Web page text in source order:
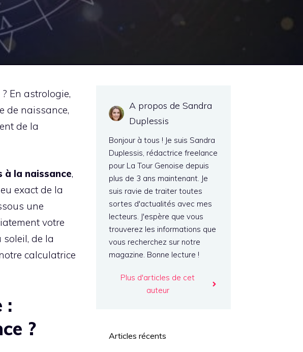
? En astrologie,
de naissance,
de la
la naissance,
exact de la
une
votre
soleil, de la
calculatrice
:
?
A propos de Sandra
Duplessis
Bonjour à tous ! Je suis Sandra
Duplessis, rédactrice freelance
pour La Tour Genoise depuis
plus de 3 ans maintenant. Je
suis ravie de traiter toutes
sortes d'actualités avec mes
lecteurs. J'espère que vous
trouverez les informations que
vous recherchez sur notre
magazine. Bonne lecture !
Plus d'articles de cet
auteur
Articles récents